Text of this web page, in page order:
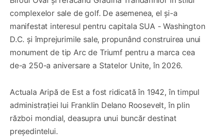
complexelor sale de golf. De asemenea, el și-a
manifestat interesul pentru capitala SUA - Washington
D.C. și împrejurimile sale, propunând construirea unui
monument de tip Arc de Triumf pentru a marca cea
de-a 250-a aniversare a Statelor Unite, în 2026.
Actuala Aripă de Est a fost ridicată în 1942, în timpul
administrației lui Franklin Delano Roosevelt, în plin
război mondial, deasupra unui buncăr destinat
președintelui.